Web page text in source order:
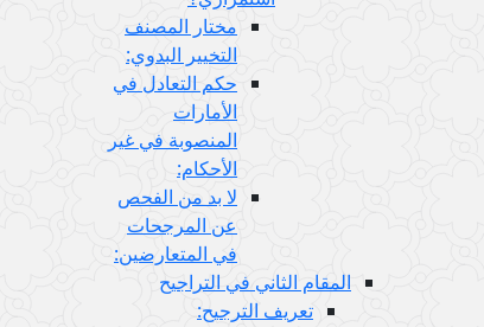
مختار المصنف
التخيير البدوي:
حكم التعادل في
الأمارات
المنصوبة في غير
الأحكام:
لا بد من الفحص
عن المرجحات
في المتعارضين:
المقام الثاني في التراجيح
تعريف الترجيح: